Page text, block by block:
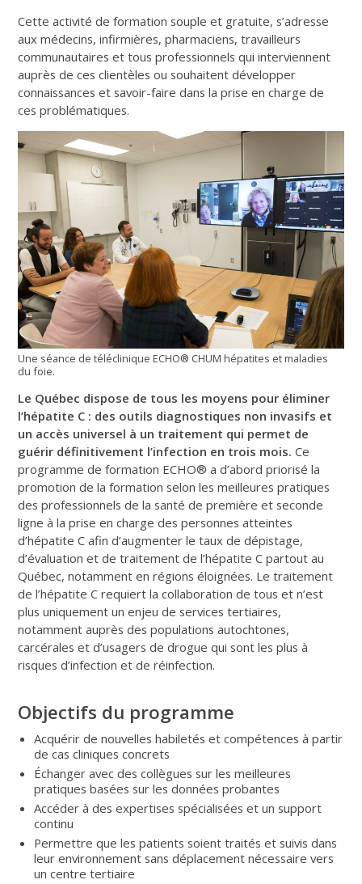
Cette activité de formation souple et gratuite, s’adresse
aux médecins, infirmières, pharmaciens, travailleurs
communautaires et tous professionnels qui interviennent
auprès de ces clientèles ou souhaitent développer
connaissances et savoir-faire dans la prise en charge de
ces problématiques.
Une séance de téléclinique ECHO® CHUM hépatites et maladies
du foie.
Le Québec dispose de tous les moyens pour éliminer
l’hépatite C : des outils diagnostiques non invasifs et
un accès universel à un traitement qui permet de
guérir définitivement l’infection en trois mois. Ce
programme de formation ECHO® a d’abord priorisé la
promotion de la formation selon les meilleures pratiques
des professionnels de la santé de première et seconde
ligne à la prise en charge des personnes atteintes
d’hépatite C afin d’augmenter le taux de dépistage,
d’évaluation et de traitement de l’hépatite C partout au
Québec, notamment en régions éloignées. Le traitement
de l’hépatite C requiert la collaboration de tous et n’est
plus uniquement un enjeu de services tertiaires,
notamment auprès des populations autochtones,
carcérales et d’usagers de drogue qui sont les plus à
risques d’infection et de réinfection.
Objectifs du programme
Acquérir de nouvelles habiletés et compétences à partir
de cas cliniques concrets
Échanger avec des collègues sur les meilleures
pratiques basées sur les données probantes
Accéder à des expertises spécialisées et un support
continu
Permettre que les patients soient traités et suivis dans
leur environnement sans déplacement nécessaire vers
un centre tertiaire